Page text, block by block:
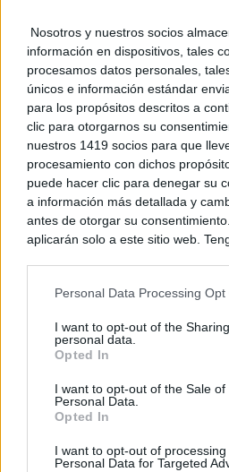
Nosotros y nuestros socios
información en dispositivos, tales
procesamos datos personales,
únicos e información estándar
para los propósitos descritos a
clic para otorgarnos su
nuestros 1419 socios para que
procesamiento con dichos
puede hacer clic para denegar su
a información más detallada y
antes de otorgar su
aplicarán solo a este sitio web.
rechazar tal procesamiento.
a este sitio y haciendo clic en el
parte inferior de la página web.
Please note that this website/app
services and may gather and store
not limited to your visit or usage
use your data for below specified
Personal Data Processing Opt
I want to opt-out of the
personal data.
Opted In
I want to opt-out of the Sale of
Personal Data.
Opted In
I want to opt-out of processing
Personal Data for Targeted
Del mismo modo, “queremos
ferroviaria sea declarada de
Público, al igual que ocurre
ferroviarios, marítimos o
prestación del servicio y